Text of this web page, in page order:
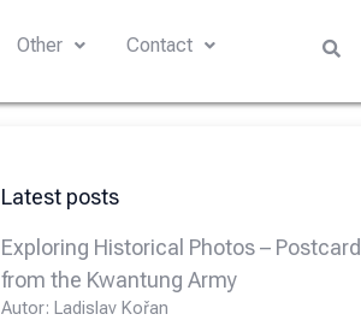
Other Contact
Latest posts
Exploring Historical Photos – Postcard
from the Kwantung Army
Autor: Ladislav Kořan